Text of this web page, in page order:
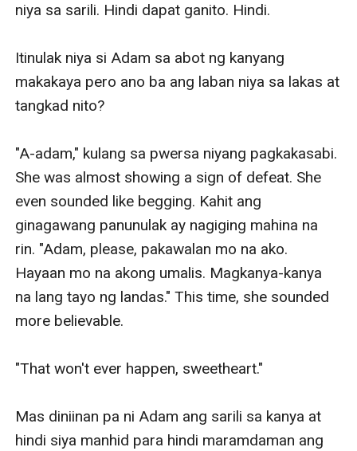
niya sa sarili. Hindi dapat ganito. Hindi.
Itinulak niya si Adam sa abot ng kanyang
makakaya pero ano ba ang laban niya sa lakas at
tangkad nito?
"A-adam," kulang sa pwersa niyang pagkakasabi.
She was almost showing a sign of defeat. She
even sounded like begging. Kahit ang
ginagawang panunulak ay nagiging mahina na
rin. "Adam, please, pakawalan mo na ako.
Hayaan mo na akong umalis. Magkanya-kanya
na lang tayo ng landas." This time, she sounded
more believable.
"That won't ever happen, sweetheart."
Mas diniinan pa ni Adam ang sarili sa kanya at
hindi siya manhid para hindi maramdaman ang